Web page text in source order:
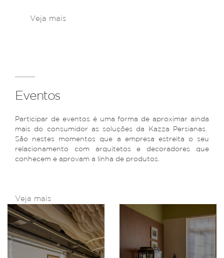
Veja mais
Eventos
Participar de eventos é uma forma de aproximar ainda
mais do consumidor as soluções da Kazza Persianas.
São nestes momentos que a empresa estreita o seu
relacionamento com arquitetos e decoradores que
conhecem e aprovam a linha de produtos.
Veja mais